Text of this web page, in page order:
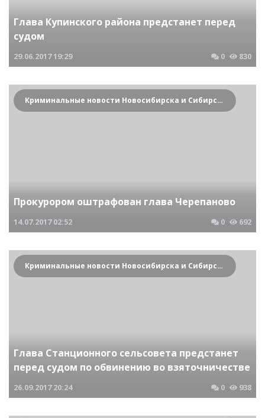
Глава Купинского района предстанет перед
судом
29.06.201719:29 0 830
Криминальные новости Новосибирска и Сибирского региона
Прокурором оштрафован глава Черепаново
14.07.2017 02:52 0 692
Криминальные новости Новосибирска и Сибирского региона
Глава Станционного сельсовета предстанет
перед судом по обвинению во взяточничестве
26.09.2017 20:24 0 938